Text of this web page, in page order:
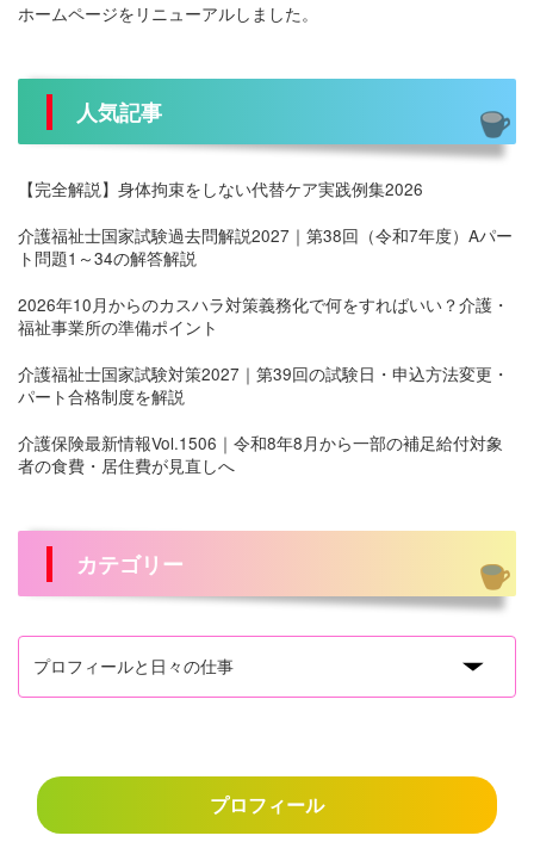
ホームページをリニューアルしました。
人気記事
【完全解説】身体拘束をしない代替ケア実践例集2026
介護福祉士国家試験過去問解説2027｜第38回（令和7年度）Aパー
ト問題1～34の解答解説
2026年10月からのカスハラ対策義務化で何をすればいい？介護・
福祉事業所の準備ポイント
介護福祉士国家試験対策2027｜第39回の試験日・申込方法変更・
パート合格制度を解説
介護保険最新情報Vol.1506｜令和8年8月から一部の補足給付対象
者の食費・居住費が見直しへ
カテゴリー
プロフィール